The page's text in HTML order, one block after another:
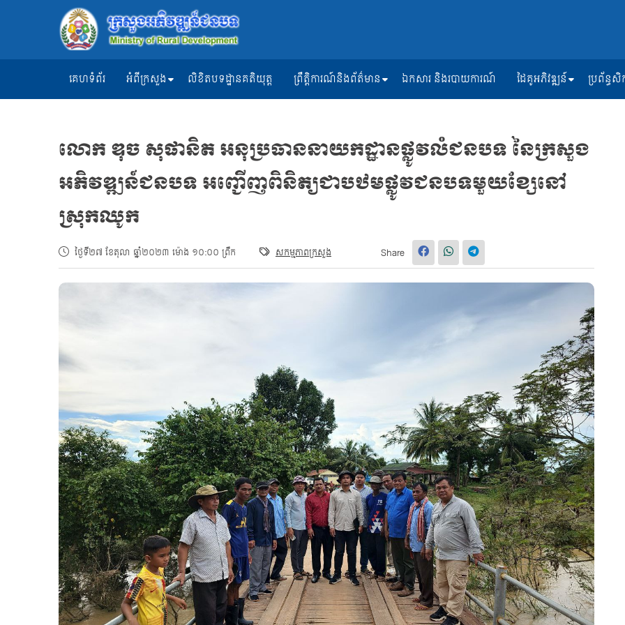
គេហទំព័រ អំពីក្រសួង លិខិតបទដ្ឋានគតិយុត្ត ព្រឹត្តិការណ៍និងព័ត៌មាន ឯកសារ និងរបាយការណ៍ ដៃគូអភិវឌ្ឍន៍ ប្រព័ន្ធ
លោក ឌុច សុផានិត អនុប្រធាននាយកដ្ឋានផ្លូវលំជនបទ នៃក្រសួង
អភិវឌ្ឍន៍ជនបទ អញ្ជើញពិនិត្យជាបឋមផ្លូវជនបទមួយខ្សែនៅ
ស្រុកឈូក
ថ្ងៃទី២៧ ខែតុលា ឆ្នាំ២០២៣ ម៉ោង ១០:០០ ព្រឹក សកម្មភាពក្រសួង Share